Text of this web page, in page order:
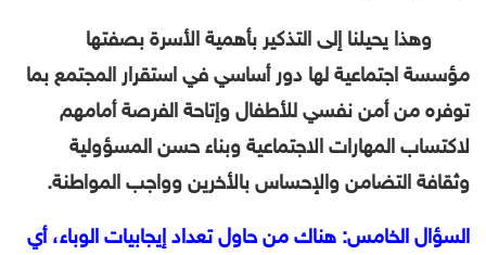
وهذا يحيلنا إلى التذكير بأهمية الأسرة بصفتها
مؤسسة اجتماعية لها دور أساسي في استقرار المجتمع بما
توفره من أمن نفسي للأطفال وإتاحة الفرصة أمامهم
لاكتساب المهارات الاجتماعية وبناء حسن المسؤولية
وثقافة التضامن والإحساس بالأخرين وواجب المواطنة.
السؤال الخامس: هناك من حاول تعداد إيجابيات الوباء، أي